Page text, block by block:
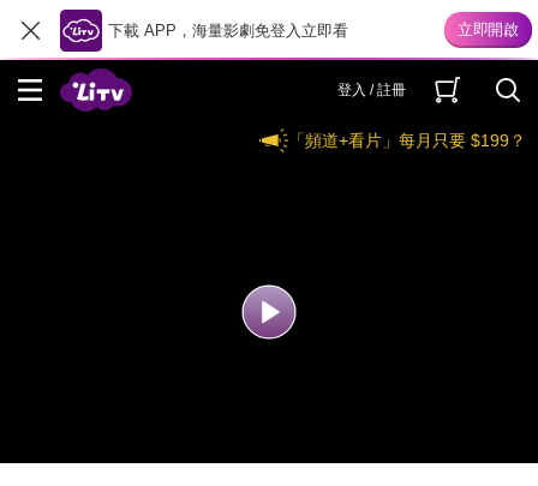
下載 APP，海量影劇免登入立即看
登入 / 註冊
「頻道+看片」每月只要 $199？